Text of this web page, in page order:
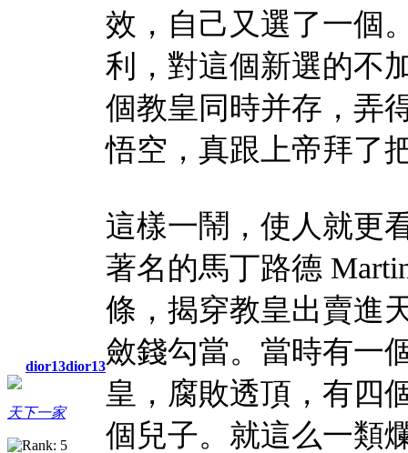
dior13dior13
天下一家
效，自己又選了一個
利，對這個新選的不
個教皇同時并存，弄
悟空，真跟上帝拜了
這樣一鬧，使人就更
著名的馬丁路德
條，揭穿教皇出賣進
斂錢勾當。當時有一
皇，腐敗透頂，有四
個兒子。就這么一類